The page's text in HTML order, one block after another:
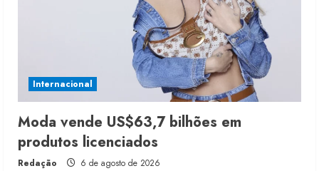
Internacional
Moda vende US$63,7 bilhões em
produtos licenciados
Redação 6 de agosto de 2026